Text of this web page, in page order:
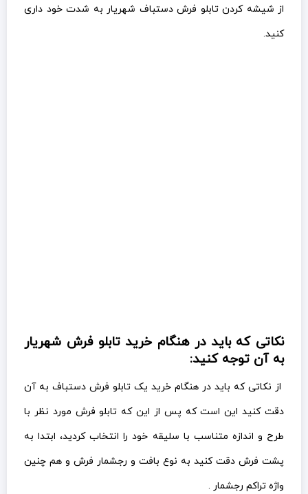
از شیشه کردن تابلو فرش دستباف شهریار به شدت خود داری
کنید.
نکاتی که باید در هنگام خرید تابلو فرش شهریار
به آن توجه کنید:
از نکاتی که باید در هنگام خرید یک تابلو فرش دستباف به آن
دقت کنید این است که پس از این که تابلو فرش مورد نظر با
طرح و اندازه متناسب با سلیقه خود را انتخاب کردید، ابتدا به
پشت فرش دقت کنید به نوع بافت و رجشمار فرش و هم چنین
واژه تراکم رجشمار .